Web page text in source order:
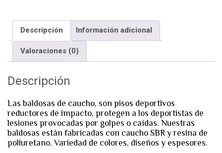
Descripción Información adicional
Valoraciones (0)
Descripción
Las baldosas de caucho, son pisos deportivos
reductores de impacto, protegen a los deportistas de
lesiones provocadas por golpes o caídas. Nuestras
baldosas están fabricadas con caucho SBR y resina de
poliuretano. Variedad de colores, diseños y espesores.